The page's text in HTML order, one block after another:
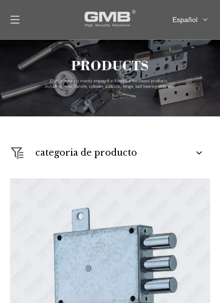
Español
العربية
Français
Pусский
categoria de producto